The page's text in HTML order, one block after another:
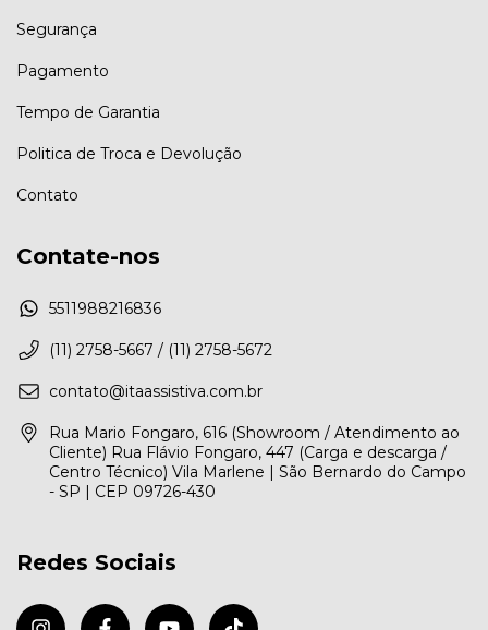
Segurança
Pagamento
Tempo de Garantia
Politica de Troca e Devolução
Contato
Contate-nos
5511988216836
(11) 2758-5667 / (11) 2758-5672
contato@itaassistiva.com.br
Rua Mario Fongaro, 616 (Showroom / Atendimento ao
Cliente) Rua Flávio Fongaro, 447 (Carga e descarga /
Centro Técnico) Vila Marlene | São Bernardo do Campo
- SP | CEP 09726-430
Redes Sociais